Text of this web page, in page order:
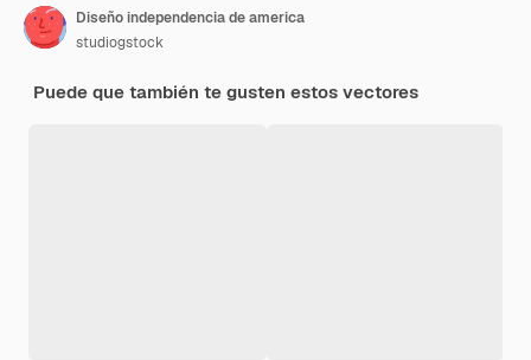
Diseño independencia de america
studiogstock
Puede que también te gusten estos vectores